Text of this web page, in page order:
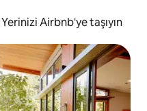
Yerinizi Airbnb'ye taşıyın